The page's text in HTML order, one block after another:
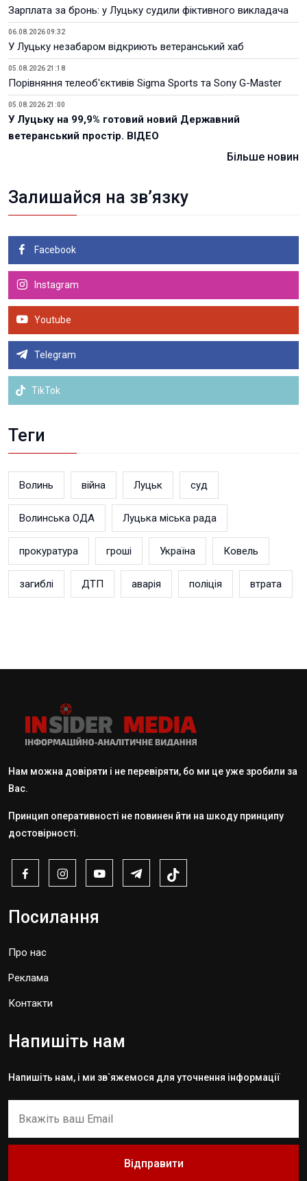
Зарплата за бронь: у Луцьку судили фіктивного викладача
06.08.2026 09:32
У Луцьку незабаром відкриють ветеранський хаб
05.08.2026 21:18
Порівняння телеоб'єктивів Sigma Sports та Sony G-Master
05.08.2026 21:00
У Луцьку на 99,9% готовий новий Державний
ветеранський простір. ВІДЕО
Більше новин
Залишайся на зв’язку
Facebook
Instagram
Youtube
Telegram
TikTok
Теги
Волинь війна Луцьк суд
Волинська ОДА Луцька міська рада
прокуратура гроші Україна Ковель
загиблі ДТП аварія поліція втрата
Нам можна довіряти і не перевіряти, бо ми це уже зробили за
Вас.
Принцип оперативності не повинен йти на шкоду принципу
достовірності.
Посилання
Про нас
Реклама
Контакти
Напишіть нам
Напишіть нам, і ми зв`яжемося для уточнення інформації
Відправити